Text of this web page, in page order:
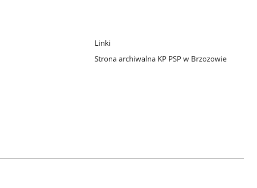
Linki
Strona archiwalna KP PSP w Brzozowie